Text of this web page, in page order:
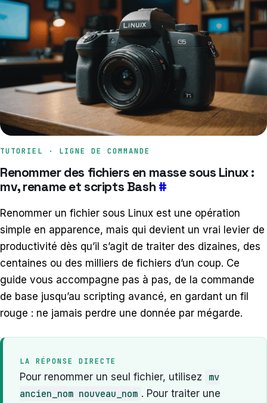
TUTORIEL · LIGNE DE COMMANDE
Renommer des fichiers en masse sous Linux :
mv, rename et scripts Bash #
Renommer un fichier sous Linux est une opération
simple en apparence, mais qui devient un vrai levier de
productivité dès qu’il s’agit de traiter des dizaines, des
centaines ou des milliers de fichiers d’un coup. Ce
guide vous accompagne pas à pas, de la commande
de base jusqu’au scripting avancé, en gardant un fil
rouge : ne jamais perdre une donnée par mégarde.
LA RÉPONSE DIRECTE
Pour renommer un seul fichier, utilisez
mv
ancien_nom nouveau_nom . Pour traiter une